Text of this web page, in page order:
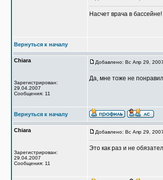
Насчет врача в
Вернуться к началу
Chiara
Зарегистрирован:
29.04.2007
Сообщения: 11
Добавлено: Вс Апр 29,
Да, мне тоже не
Вернуться к началу
Chiara
Зарегистрирован:
29.04.2007
Сообщения: 11
Добавлено: Вс Апр 29,
Это как раз и не